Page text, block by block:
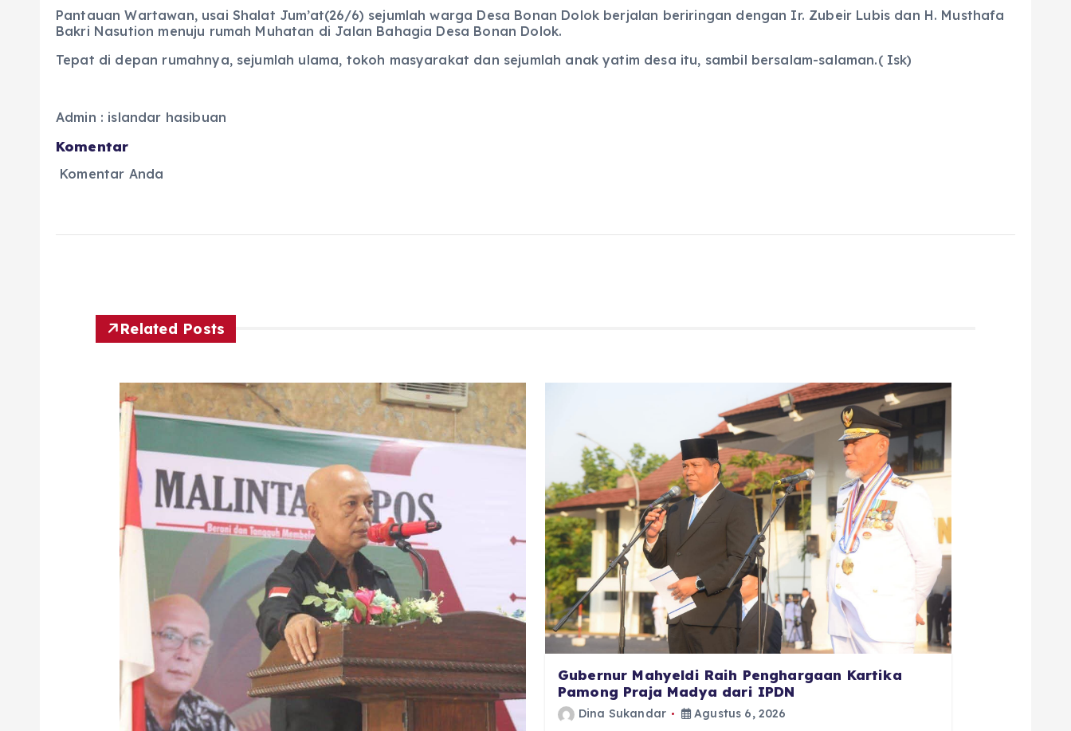
Pantauan Wartawan, usai Shalat Jum’at(26/6) sejumlah warga Desa Bonan Dolok berjalan beriringan dengan Ir. Zubeir Lubis dan H. Musthafa
Bakri Nasution menuju rumah Muhatan di Jalan Bahagia Desa Bonan Dolok.
Tepat di depan rumahnya, sejumlah ulama, tokoh masyarakat dan sejumlah anak yatim desa itu, sambil bersalam-salaman.( Isk)
Admin : islandar hasibuan
Komentar
Komentar Anda
Related Posts
Gubernur Mahyeldi Raih Penghargaan Kartika
Pamong Praja Madya dari IPDN
Dina Sukandar Agustus 6, 2026